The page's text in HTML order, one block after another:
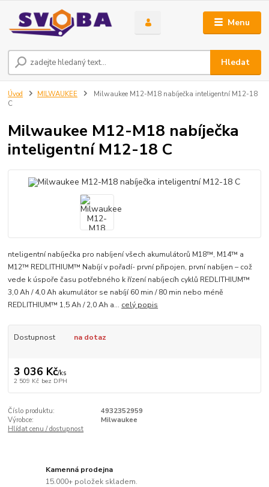
Menu
Hledat
Úvod MILWAUKEE
Milwaukee M12-M18 nabíječka inteligentní M12-18
C
Milwaukee M12-M18 nabíječka
inteligentní M12-18 C
nteligentní nabíječka pro nabíjení všech akumulátorů M18™, M14™ a
M12™ REDLITHIUM™ Nabíjí v pořadí- první připojen, první nabíjen – což
vede k úspoře času potřebného k řízení nabíjecíh cyklů REDLITHIUM™
3,0 Ah / 4,0 Ah akumulátor se nabíjí 60 min / 80 min nebo méně
REDLITHIUM™ 1,5 Ah / 2,0 Ah a... celý popis
Dostupnost na dotaz
3 036 Kč/ks
2 509 Kč bez DPH
Číslo produktu:
4932352959
Výrobce:
Milwaukee
Hlídat cenu / dostupnost
Kamenná prodejna
15.000+ položek skladem.